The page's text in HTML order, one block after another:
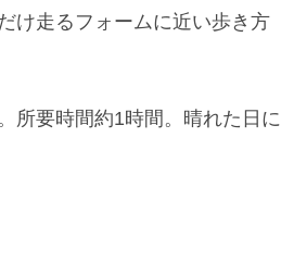
け走るフォームに近い歩き方
所要時間約1時間。晴れた日に